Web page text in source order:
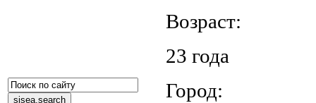
Возраст:
23 года
Город: